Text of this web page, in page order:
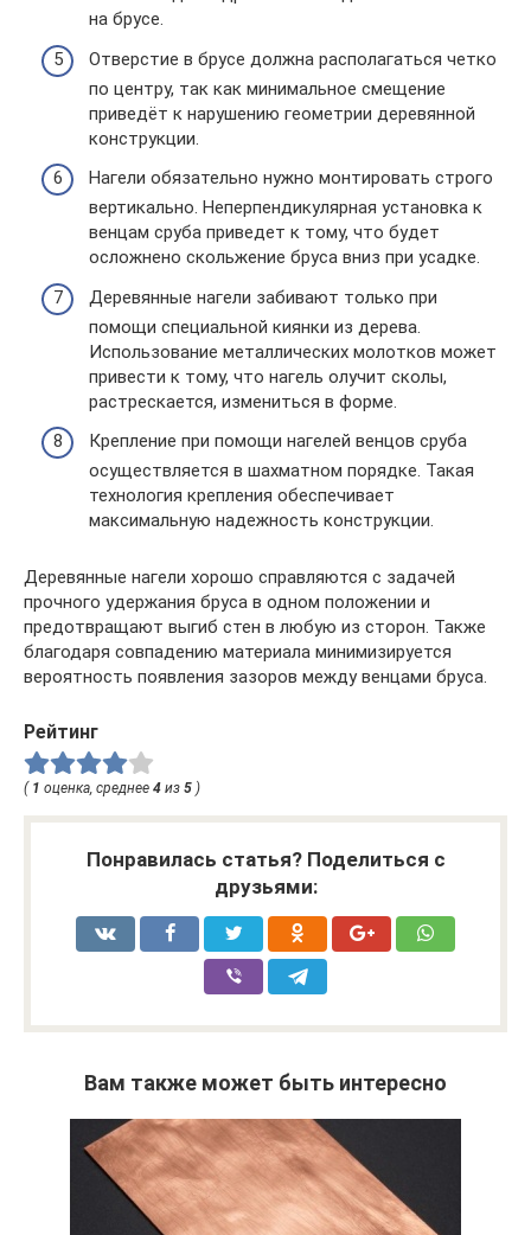
на брусе.
Отверстие в брусе должна располагаться четко
по центру, так как минимальное смещение
приведёт к нарушению геометрии деревянной
конструкции.
Нагели обязательно нужно монтировать строго
вертикально. Неперпендикулярная установка к
венцам сруба приведет к тому, что будет
осложнено скольжение бруса вниз при усадке.
Деревянные нагели забивают только при
помощи специальной киянки из дерева.
Использование металлических молотков может
привести к тому, что нагель олучит сколы,
растрескается, измениться в форме.
Крепление при помощи нагелей венцов сруба
осуществляется в шахматном порядке. Такая
технология крепления обеспечивает
максимальную надежность конструкции.
Деревянные нагели хорошо справляются с задачей
прочного удержания бруса в одном положении и
предотвращают выгиб стен в любую из сторон. Также
благодаря совпадению материала минимизируется
вероятность появления зазоров между венцами бруса.
Рейтинг
( 1 оценка, среднее 4 из 5 )
Понравилась статья? Поделиться с
друзьями:
Вам также может быть интересно